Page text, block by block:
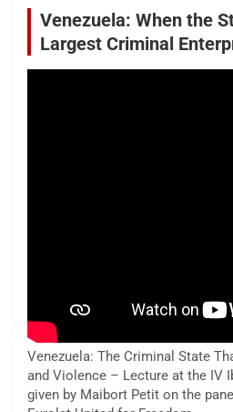
Venezuela: When the
Largest Criminal
Venezuela: The Criminal State
and Violence – Lecture at the IV
given by Maibort Petit on the